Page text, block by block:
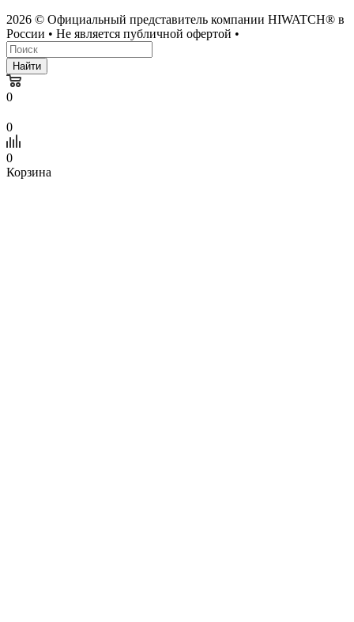
2026 © Официальный представитель компании HIWATCH® в
России • Не является публичной офертой •
Найти
0
0
0
Корзина